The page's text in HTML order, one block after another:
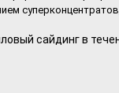
сайдинг в